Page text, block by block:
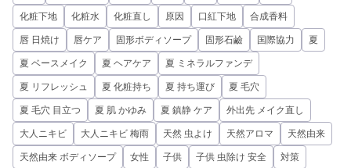
化粧下地 化粧水 化粧直し 原因 口紅下地 合成香料
唇 日焼け 唇ケア 固形ボディソープ 固形石鹼 国際協力 夏
夏 ベースメイク 夏 ヘアケア 夏 ミネラルファンデ
夏 リフレッシュ 夏 化粧持ち 夏 持ち運び 夏 毛穴
夏 毛穴 目立つ 夏 肌 かゆみ 夏 鎮静 ケア 外出先 メイク直し
大人ニキビ 大人ニキビ 梅雨 天然 虫よけ 天然アロマ 天然由来
天然由来 ボディソープ 女性 子供 子供 虫除け 安全 対策